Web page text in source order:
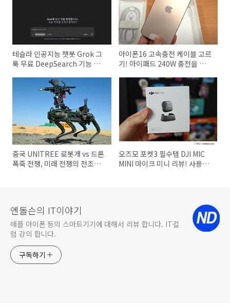
테슬라 인공지능 챗봇 Grok 그
룩 무료 DeepSearch 기능 써
아이폰16 고속충전 케이블 고르
기! 아이패드 240W 충전을 위한
중국 UNITREE 로봇개 vs 드론
폭죽 전쟁, 미래 전쟁의 전조인
오즈모 포켓3 필수템 DJI MIC
MINI 마이크 미니 리뷰! 사용해
엔돌슨의 IT이야기
애플 아이폰 등의 스마트기기에 대해서 리뷰 합니다. IT컬
럼 강의 합니다.
구독하기